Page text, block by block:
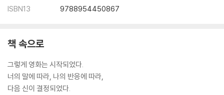
ISBN13
9788954450867
책 속으로
그렇게 영화는 시작되었다.
너의 말에 따라, 나의 반응에 따라,
다음 신이 결정되었다.